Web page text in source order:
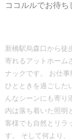
ココルルでお待ち
新橋駅烏森口から徒
寄れるアットホーム
ナックです。 お仕
ひとときを過ごした
んなシーンにも寄り
内は落ち着いた照明
客様でも自然とリラ
す。 そして何より